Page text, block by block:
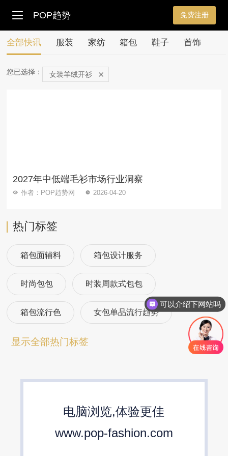
POP趋势 免费注册
全部快讯 服装 家纺 箱包 鞋子 首饰
您已选择： 女装羊绒开衫
2027年中低端毛衫市场行业洞察
作者：POP趋势网 2026-04-20
热门标签
箱包面辅料 箱包设计服务
时尚包包 时装周款式包包
箱包流行色 女包单品流行趋势
箱包流行趋势预测
显示全部热门标签
电脑浏览,体验更佳
www.pop-fashion.com
可以介绍下网站吗